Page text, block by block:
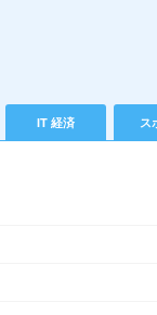
IT 経済 ス